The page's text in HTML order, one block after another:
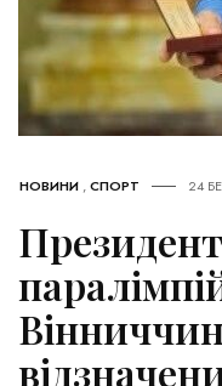
НОВИНИ ,СПОРТ 24